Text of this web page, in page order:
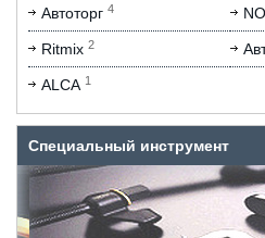
Автоторг 4
Ritmix 2
ALCA 1
Специальный инструмент